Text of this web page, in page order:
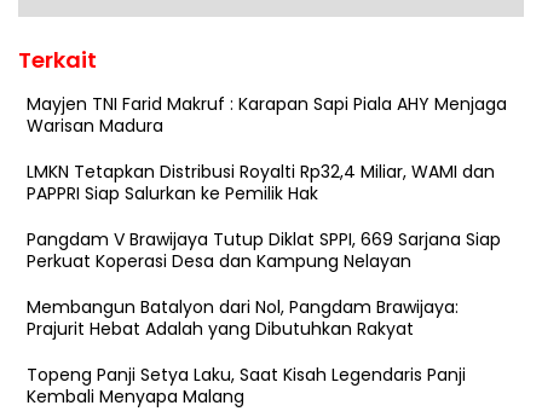
Terkait
Mayjen TNI Farid Makruf : Karapan Sapi Piala AHY Menjaga
Warisan Madura
LMKN Tetapkan Distribusi Royalti Rp32,4 Miliar, WAMI dan
PAPPRI Siap Salurkan ke Pemilik Hak
Pangdam V Brawijaya Tutup Diklat SPPI, 669 Sarjana Siap
Perkuat Koperasi Desa dan Kampung Nelayan
Membangun Batalyon dari Nol, Pangdam Brawijaya:
Prajurit Hebat Adalah yang Dibutuhkan Rakyat
Topeng Panji Setya Laku, Saat Kisah Legendaris Panji
Kembali Menyapa Malang